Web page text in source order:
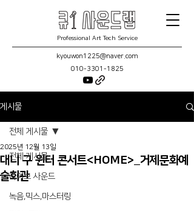
Professional Art Tech Service
kyouwon1225@naver.com
010-3301-1825
게시물
전체 게시물
라이브 사운드
녹음,믹스,마스터링
전체 게시물
대니 구 윈터 콘서트<HOME>_거제문화예
술회관
2025년 12월 13일